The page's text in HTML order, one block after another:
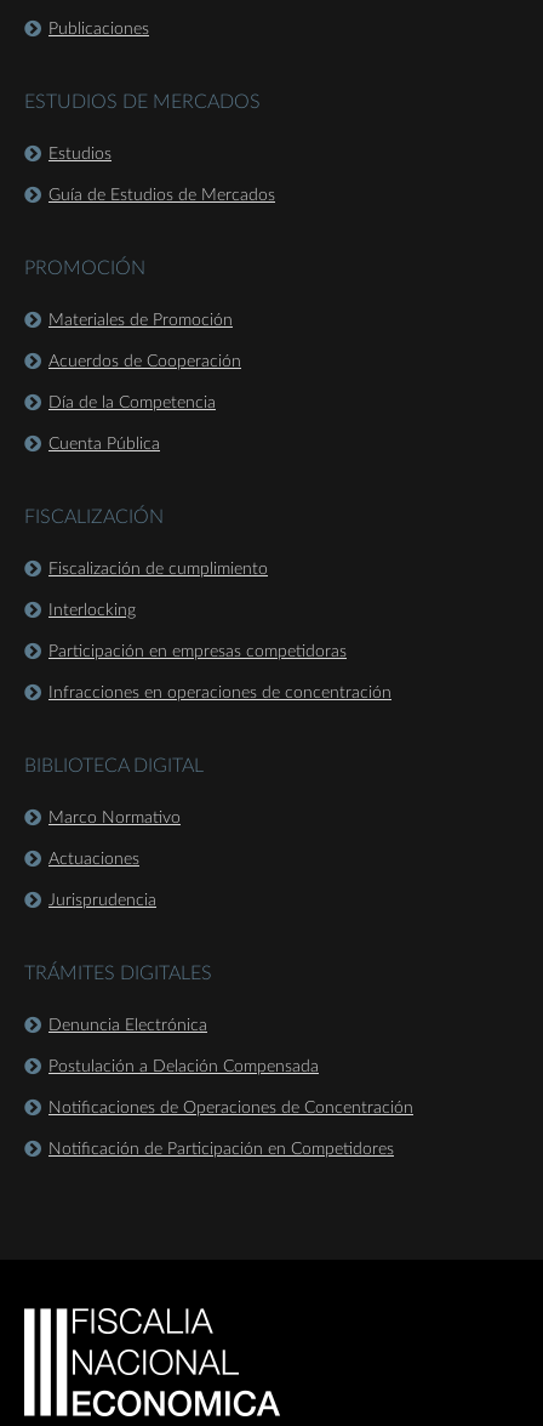
Publicaciones
ESTUDIOS DE MERCADOS
Estudios
Guía de Estudios de Mercados
PROMOCIÓN
Materiales de Promoción
Acuerdos de Cooperación
Día de la Competencia
Cuenta Pública
FISCALIZACIÓN
Fiscalización de cumplimiento
Interlocking
Participación en empresas competidoras
Infracciones en operaciones de concentración
BIBLIOTECA DIGITAL
Marco Normativo
Actuaciones
Jurisprudencia
TRÁMITES DIGITALES
Denuncia Electrónica
Postulación a Delación Compensada
Notificaciones de Operaciones de Concentración
Notificación de Participación en Competidores